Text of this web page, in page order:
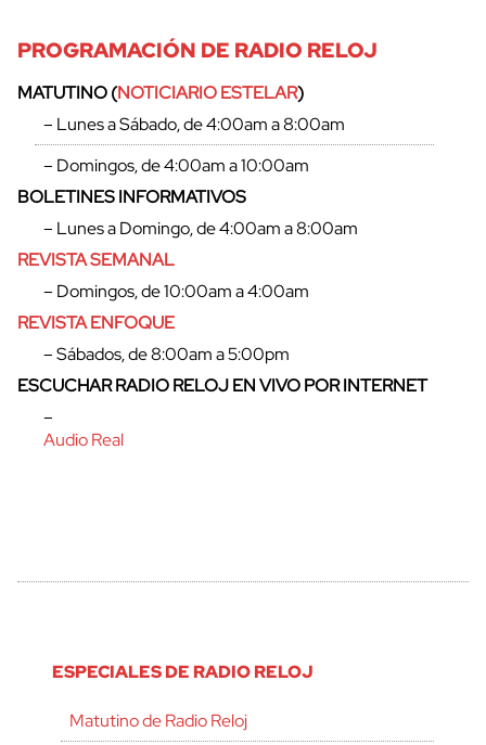
PROGRAMACIÓN DE RADIO RELOJ
MATUTINO (NOTICIARIO ESTELAR)
– Lunes a Sábado, de 4:00am a 8:00am
– Domingos, de 4:00am a 10:00am
BOLETINES INFORMATIVOS
– Lunes a Domingo, de 4:00am a 8:00am
REVISTA SEMANAL
– Domingos, de 10:00am a 4:00am
REVISTA ENFOQUE
– Sábados, de 8:00am a 5:00pm
ESCUCHAR RADIO RELOJ EN VIVO POR INTERNET
–
Audio Real
ESPECIALES DE RADIO RELOJ
Matutino de Radio Reloj